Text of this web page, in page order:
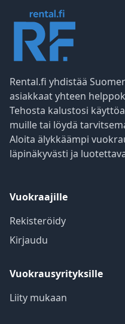
Rental.fi yhdistää
asiakkaat yhteen
Tehosta kalustosi
muille tai löydä
Aloita älykkäämpi
läpinäkyvästi ja
Vuokraajille
Rekisteröidy
Kirjaudu
Vuokrausyrityksille
Liity mukaan